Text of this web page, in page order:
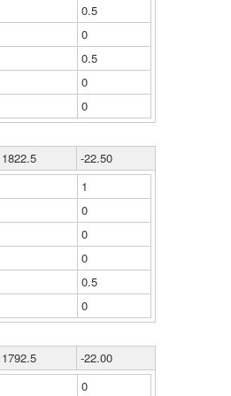
0.5
0
0.5
0
0
1822.5
-22.50
1
0
0
0
0.5
0
1792.5
-22.00
0